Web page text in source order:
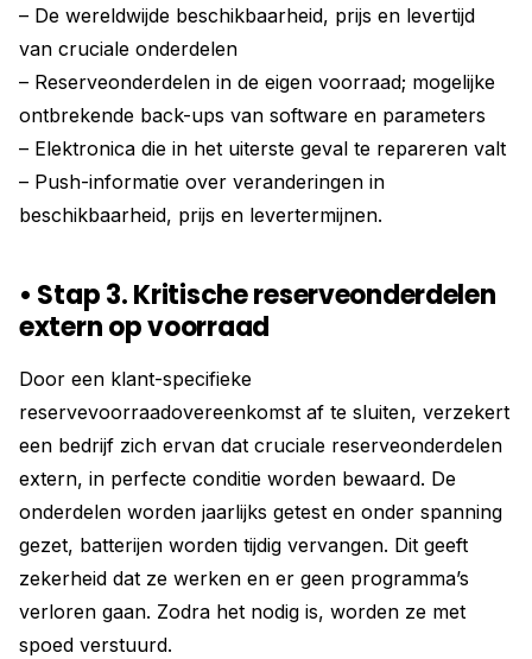
– De wereldwijde beschikbaarheid, prijs en levertijd
van cruciale onderdelen
– Reserveonderdelen in de eigen voorraad; mogelijke
ontbrekende back-ups van software en parameters
– Elektronica die in het uiterste geval te repareren valt
– Push-informatie over veranderingen in
beschikbaarheid, prijs en levertermijnen.
• Stap 3. Kritische reserveonder­delen
extern op voorraad
Door een klant-specifieke
reservevoorraadovereenkomst af te sluiten, verzekert
een bedrijf zich ervan dat cruciale reserveonderdelen
extern, in perfecte conditie worden bewaard. De
onderdelen worden jaarlijks getest en onder spanning
gezet, batterijen worden tijdig vervangen. Dit geeft
zekerheid dat ze werken en er geen programma’s
verloren gaan. Zodra het nodig is, worden ze met
spoed verstuurd.